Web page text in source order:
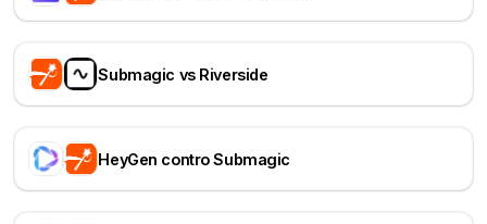
Submagic vs Riverside
HeyGen contro Submagic